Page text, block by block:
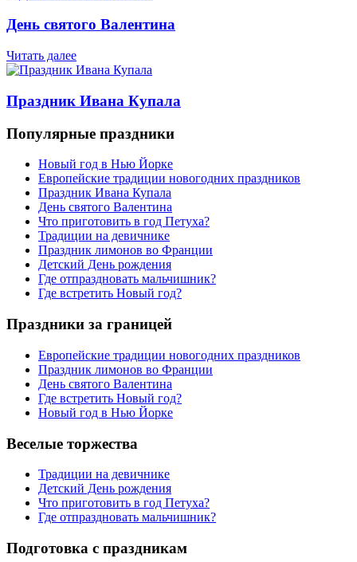
День святого Валентина
Читать далее
Праздник Ивана Купала
Популярные праздники
Новый год в Нью Йорке
Европейские традиции новогодних праздников
Праздник Ивана Купала
День святого Валентина
Что приготовить в год Петуха?
Традиции на девичнике
Праздник лимонов во Франции
Детский День рождения
Где отпраздновать мальчишник?
Где встретить Новый год?
Праздники за границей
Европейские традиции новогодних праздников
Праздник лимонов во Франции
День святого Валентина
Где встретить Новый год?
Новый год в Нью Йорке
Веселые торжества
Традиции на девичнике
Детский День рождения
Что приготовить в год Петуха?
Где отпраздновать мальчишник?
Подготовка с праздникам